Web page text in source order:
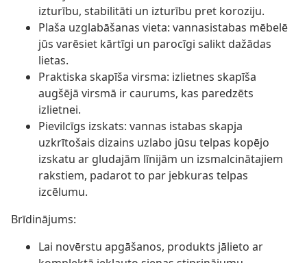
izturību, stabilitāti un izturību pret koroziju.
Plaša uzglabāšanas vieta: vannasistabas mēbelē
jūs varēsiet kārtīgi un parocīgi salikt dažādas
lietas.
Praktiska skapīša virsma: izlietnes skapīša
augšējā virsmā ir caurums, kas paredzēts
izlietnei.
Pievilcīgs izskats: vannas istabas skapja
uzkrītošais dizains uzlabo jūsu telpas kopējo
izskatu ar gludajām līnijām un izsmalcinātajiem
rakstiem, padarot to par jebkuras telpas
izcēlumu.
Brīdinājums:
Lai novērstu apgāšanos, produkts jālieto ar